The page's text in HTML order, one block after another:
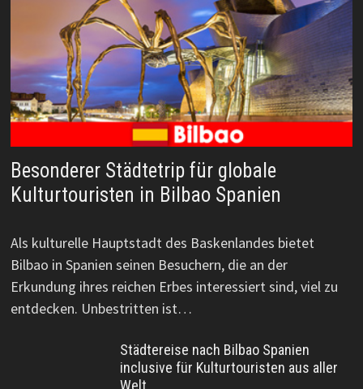
Besonderer Städtetrip für globale
Kulturtouristen in Bilbao Spanien
Als kulturelle Hauptstadt des Baskenlandes bietet
Bilbao in Spanien seinen Besuchern, die an der
Erkundung ihres reichen Erbes interessiert sind, viel zu
entdecken. Unbestritten ist…
Städtereise nach Bilbao Spanien
inclusive für Kulturtouristen aus aller
Welt